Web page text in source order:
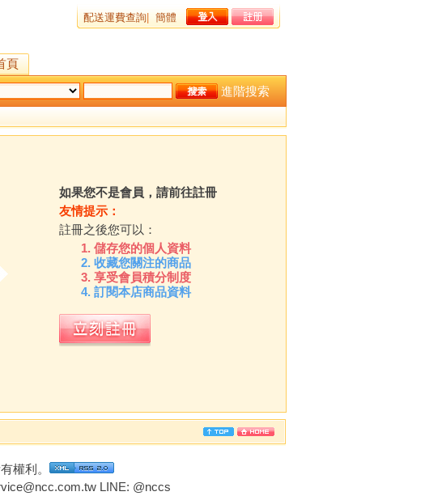
配送運費查詢 簡體
頁
進階搜索
如果您不是會員，請前往註冊
友情提示：
註冊之後您可以：
儲存您的個人資料
收藏您關注的商品
享受會員積分制度
訂閱本店商品資料
權利。
LINE: @nccs